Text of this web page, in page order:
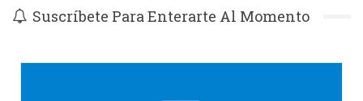
Suscríbete Para Enterarte Al Momento